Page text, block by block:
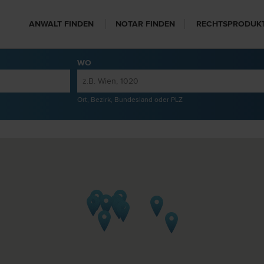
ANWALT FINDEN NOTAR FINDEN
WO
Ort, Bezirk, Bundesland oder PLZ